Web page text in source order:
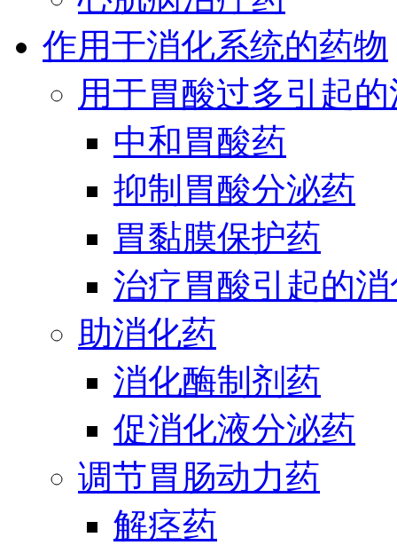
作用于消化系统的药物
用于胃酸过多引起
中和胃酸药
抑制胃酸分泌药
胃黏膜保护药
治疗胃酸引起的
助消化药
消化酶制剂药
促消化液分泌药
调节胃肠动力药
解痉药